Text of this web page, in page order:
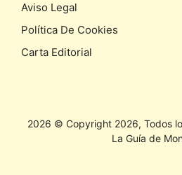
Aviso Legal
Política De Cookies
Carta Editorial
2026 © Copyright 2026, Todos
La Guía de